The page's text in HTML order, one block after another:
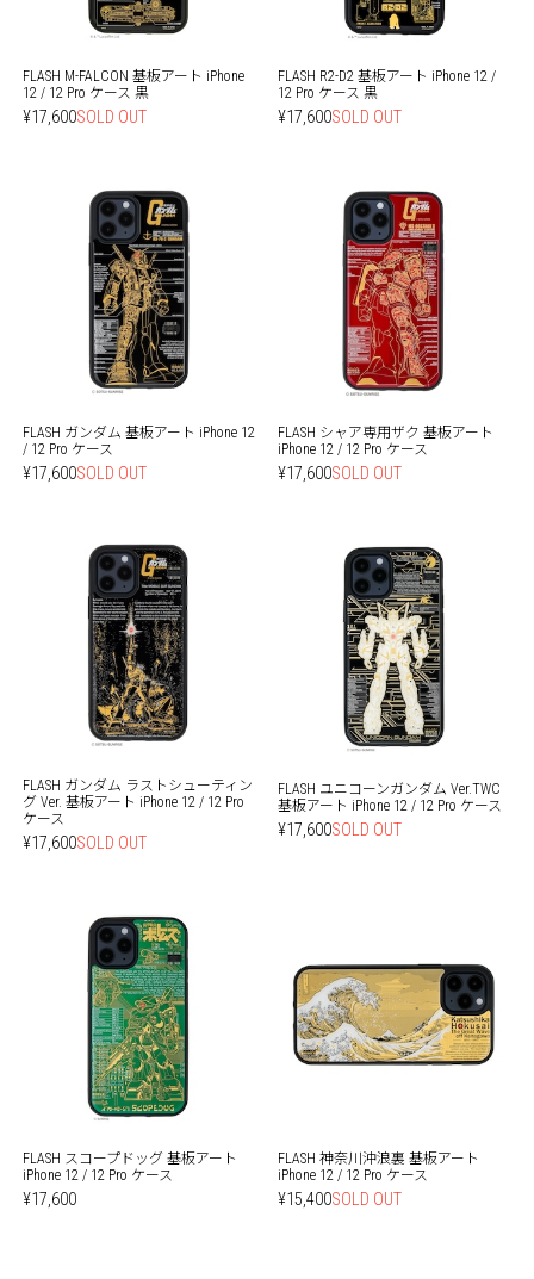
FLASH M-FALCON 基板アート iPhone
12 / 12 Pro ケース 黒
¥17,600SOLD OUT
FLASH R2-D2 基板アート iPhone 12 /
12 Pro ケース 黒
¥17,600SOLD OUT
FLASH ガンダム 基板アート iPhone 12
/ 12 Pro ケース
¥17,600SOLD OUT
FLASH シャア専用ザク 基板アート
iPhone 12 / 12 Pro ケース
¥17,600SOLD OUT
FLASH ガンダム ラストシューティン
グ Ver. 基板アート iPhone 12 / 12 Pro
ケース
¥17,600SOLD OUT
FLASH ユニコーンガンダム Ver.TWC
基板アート iPhone 12 / 12 Pro ケース
¥17,600SOLD OUT
FLASH スコープドッグ 基板アート
iPhone 12 / 12 Pro ケース
¥17,600
FLASH 神奈川沖浪裏 基板アート
iPhone 12 / 12 Pro ケース
¥15,400SOLD OUT